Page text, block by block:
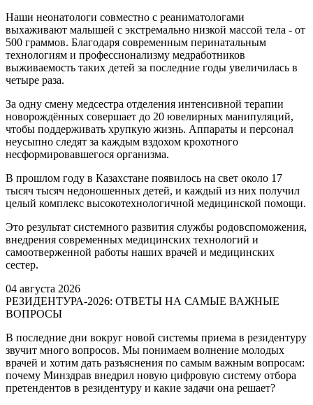
Наши неонатологи совместно с реаниматологами
выхаживают малышей с экстремально низкой массой тела - от
500 граммов. Благодаря современным перинатальным
технологиям и профессионализму медработников
выживаемость таких детей за последние годы увеличилась в
четыре раза.
За одну смену медсестра отделения интенсивной терапии
новорождённых совершает до 20 ювелирных манипуляций,
чтобы поддерживать хрупкую жизнь. Аппараты и персонал
неусыпно следят за каждым вздохом крохотного
несформировавшегося организма.
В прошлом году в Казахстане появилось на свет около 17
тысяч тысяч недоношенных детей, и каждый из них получил
целый комплекс высокотехнологичной медицинской помощи.
Это результат системного развития службы родовспоможения,
внедрения современных медицинских технологий и
самоотверженной работы наших врачей и медицинских
сестер.
04 августа 2026
РЕЗИДЕНТУРА-2026: ОТВЕТЫ НА САМЫЕ ВАЖНЫЕ
ВОПРОСЫ
В последние дни вокруг новой системы приема в резидентуру
звучит много вопросов. Мы понимаем волнение молодых
врачей и хотим дать разъяснения по самым важным вопросам:
почему Минздрав внедрил новую цифровую систему отбора
претендентов в резидентуру и какие задачи она решает?